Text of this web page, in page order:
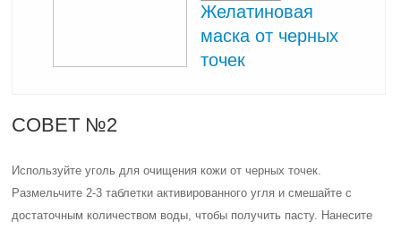
Желатиновая
маска от черных
точек
СОВЕТ №2
Используйте уголь для очищения кожи от черных точек.
Размельчите 2-3 таблетки активированного угля и смешайте с
достаточным количеством воды, чтобы получить пасту. Нанесите